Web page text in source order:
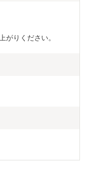
がりください。